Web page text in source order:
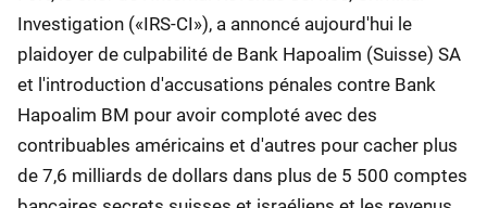
Investigation («IRS-CI»), a annoncé aujourd'hui le
plaidoyer de culpabilité de Bank Hapoalim (Suisse) SA
et l'introduction d'accusations pénales contre Bank
Hapoalim BM pour avoir comploté avec des
contribuables américains et d'autres pour cacher plus
de 7,6 milliards de dollars dans plus de 5 500 comptes